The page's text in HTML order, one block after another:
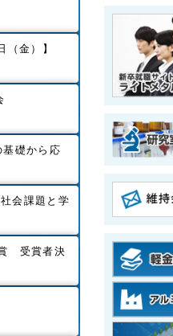
（金）】
礎から応
会課題と学
賞 受賞者決